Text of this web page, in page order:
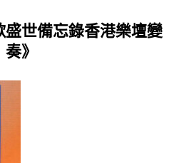
盛世備忘錄香港樂壇變
奏》